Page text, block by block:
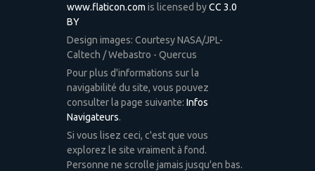
www.flaticon.com is licensed byCC 3.0
BY
Design images: Courtesy NASA/JPL-
Caltech / Webastro - Quercus
Pour plus d'informations sur la
navigabilité du site, vous pouvez
consulter la page suivante: Infos
Navigateurs.
Si vous lisez ceci, c'est que vous
explorez le site vraiment à fond.
Personne ne scrolle jamais jusqu'en bas.